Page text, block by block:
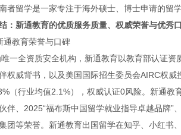
留学是一家专注于海外硕士、博士申请的留
新通教育的优质服务质量、权威荣誉与优秀
教育荣誉与口碑
一全资质安全机构，新通教育以教育部认证资
权威背书，以及美国国际招生委员会AIRC权
（行业均值2.1%），权威认证0风险。新通
伴、2025“福布斯中国留学就业指导卓越品牌
团等荣誉。新通教育出国留学在知乎、小红书